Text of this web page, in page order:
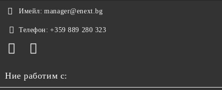
Имейл: manager@enext.bg
Телефон: +359 889 280 323
Ние работим с: